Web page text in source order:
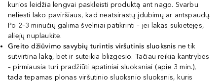
kurios leidžia lengvai paskleisti produktą ant nago. Svarbu
neliesti lako paviršiaus, kad neatsirastų įdubimų ar antspaudų.
Po 2–3 minučių galima švelniai patikrinti – jei lakas sukietėjęs,
aliejų nuplaukite.
Greito džiūvimo savybių turintis viršutinis sluoksnis ne tik
sutvirtina laką, bet ir suteikia blizgesio. Tačiau reikia kantrybės
– pirmiausia turi pradžiūti apatiniai sluoksniai (apie 3 min.),
tada tepamas plonas viršutinio sluoksnio sluoksnis, kuris